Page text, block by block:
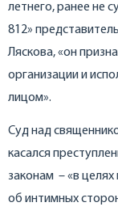
летнего, ранее не
812»
Ляскова, «он
организации и
лицом».
Суд над
касался
законам – «в
об интимных